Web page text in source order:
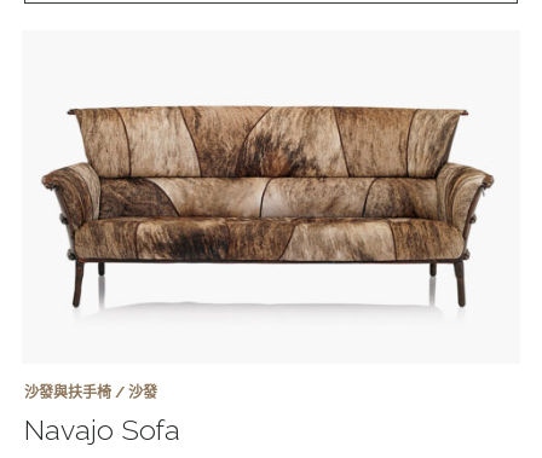
沙發與扶手椅 / 沙發
Navajo Sofa